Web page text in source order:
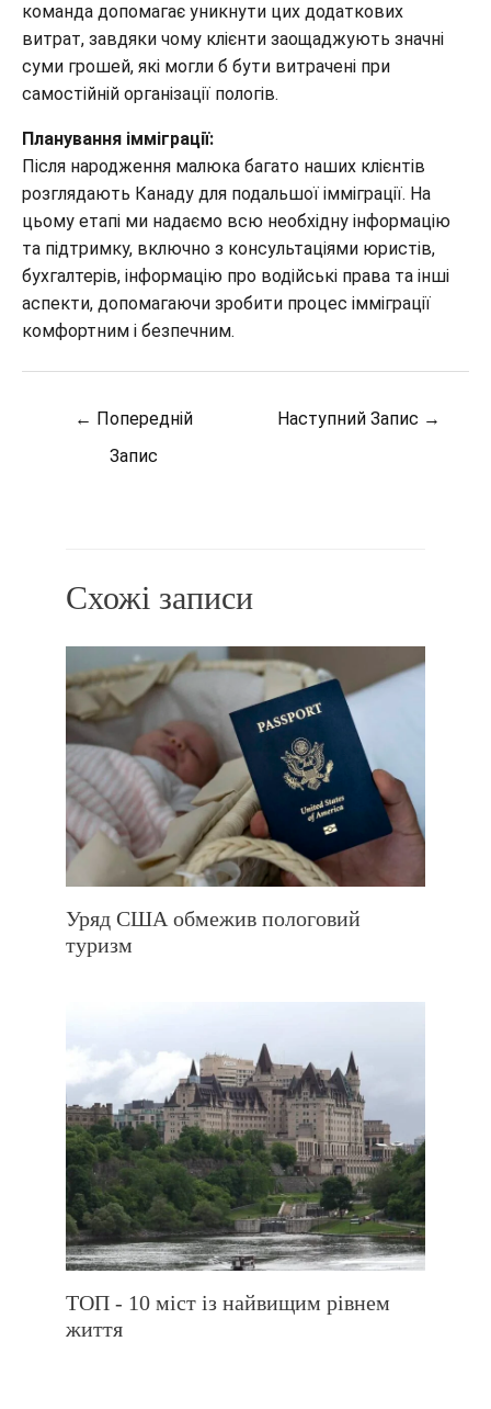
команда допомагає уникнути цих додаткових
витрат, завдяки чому клієнти заощаджують значні
суми грошей, які могли б бути витрачені при
самостійній організації пологів.
Планування імміграції:
Після народження малюка багато наших клієнтів
розглядають Канаду для подальшої імміграції. На
цьому етапі ми надаємо всю необхідну інформацію
та підтримку, включно з консультаціями юристів,
бухгалтерів, інформацію про водійські права та інші
аспекти, допомагаючи зробити процес імміграції
комфортним і безпечним.
← Попередній
Запис
Наступний Запис →
Схожі записи
Уряд США обмежив пологовий
туризм
ТОП - 10 міст із найвищим рівнем
життя